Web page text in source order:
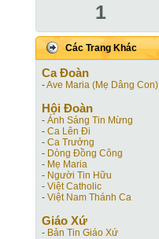
1
Các Trang Khác
Ca Ðoàn
-Ave Maria (Mẹ Dâng Con)
Hội Ðoàn
- Ánh Sáng Tin Mừng
- Ca Lên Đi
- Ca Trưởng
- Dòng Đồng Công
- Mẹ Maria
- Người Tin Hữu
- Việt Catholic
- Việt Nam Thánh Ca
Giáo Xứ
- Bản Tin Giáo Xứ